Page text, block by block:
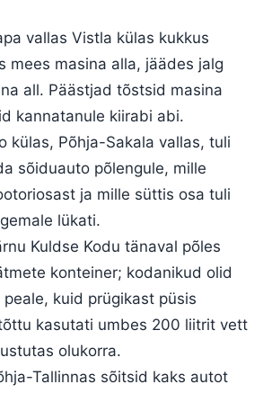
vallas Vistla külas kukkus
mees masina alla, jäädes jalg
all. Päästjad tõstsid masina
kannatanule kiirabi abi.
külas, Põhja-Sakala vallas, tuli
sõiduauto põlengule, mille
ja mille süttis osa tuli
lükati.
Kuldse Kodu tänaval põles
konteiner; kodanikud olid
kuid prügikast püsis
kasutati umbes 200 liitrit vett
olukorra.
Tallinnas sõitsid kaks autot